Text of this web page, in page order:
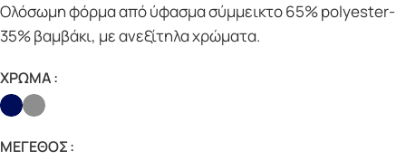
Ολόσωμη φόρμα από ύφασμα σύμμεικτο 65% polyester-
35% βαμβάκι, με ανεξίτηλα χρώματα.
ΧΡΩΜΑ
ΜΕΓΕΘΟΣ